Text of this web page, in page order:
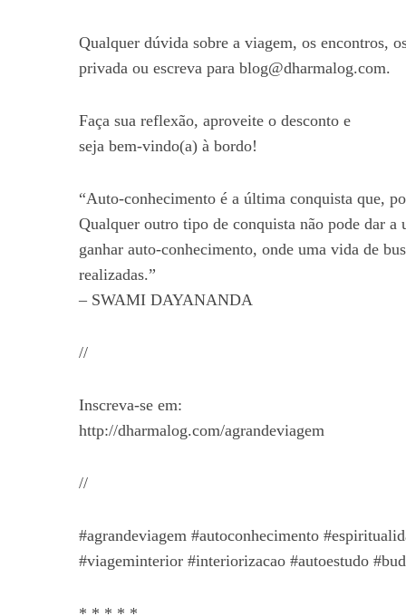
Qualquer dúvida sobre a viagem, os encontros,
privada ou escreva para blog@dharmalog.com.
Faça sua reflexão, aproveite o desconto e
seja bem-vindo(a) à bordo!
“Auto-conhecimento é a última conquista que,
Qualquer outro tipo de conquista não pode dar a
ganhar auto-conhecimento, onde uma vida de
realizadas.”
– SWAMI DAYANANDA
//
Inscreva-se em:
http://dharmalog.com/agrandeviagem
//
#agrandeviagem #autoconhecimento
#viageminterior #interiorizacao #autoestudo